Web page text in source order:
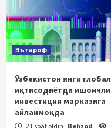
Эътироф
Ўзбекистон янги глобал
иқтисодиётда ишончли
инвестиция марказига
айланмоқда
21 soat oldin Behzod